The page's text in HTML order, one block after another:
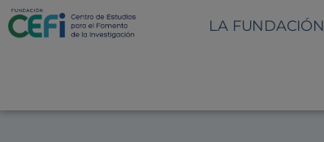
LA FUNDACIÓN